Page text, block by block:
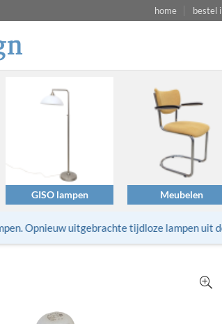
home bestel
GISO lampen Meubelen
Opnieuw uitgebrachte tijdloze lampen uit de